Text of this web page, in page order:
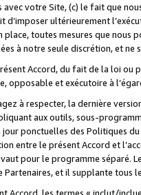
votre Site, (c) le fait que
d’imposer ultérieurement
place, toutes mesures que
à notre seule discrétion, et
Accord, du fait de la loi ou
opposable et exécutoire à
à respecter, la dernière
aux outils, sous-
jour ponctuelles des Politiques
entre le présent Accord et
pour le programme séparé.
et il supplante tous